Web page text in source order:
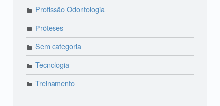
Profissão Odontologia
Próteses
Sem categoria
Tecnologia
Treinamento